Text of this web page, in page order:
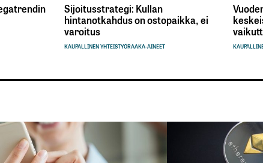
Sijoitusstrategi: Kullan
hintanotkahdus on ostopaikka, ei
varoitus
KAUPALLINEN YHTEISTYÖRAAKA-AINEET